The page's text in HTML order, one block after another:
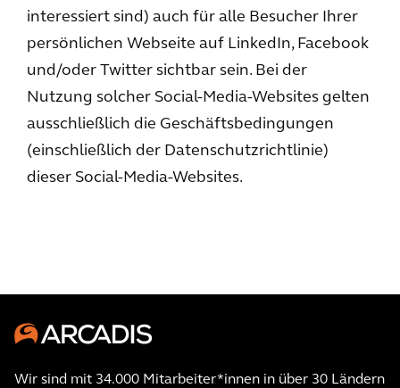
interessiert sind) auch für alle Besucher Ihrer
persönlichen Webseite auf LinkedIn, Facebook
und/oder Twitter sichtbar sein. Bei der
Nutzung solcher Social-Media-Websites gelten
ausschließlich die Geschäftsbedingungen
(einschließlich der Datenschutzrichtlinie)
dieser Social-Media-Websites.
Wir sind mit 34.000 Mitarbeiter*innen in über 30 Ländern